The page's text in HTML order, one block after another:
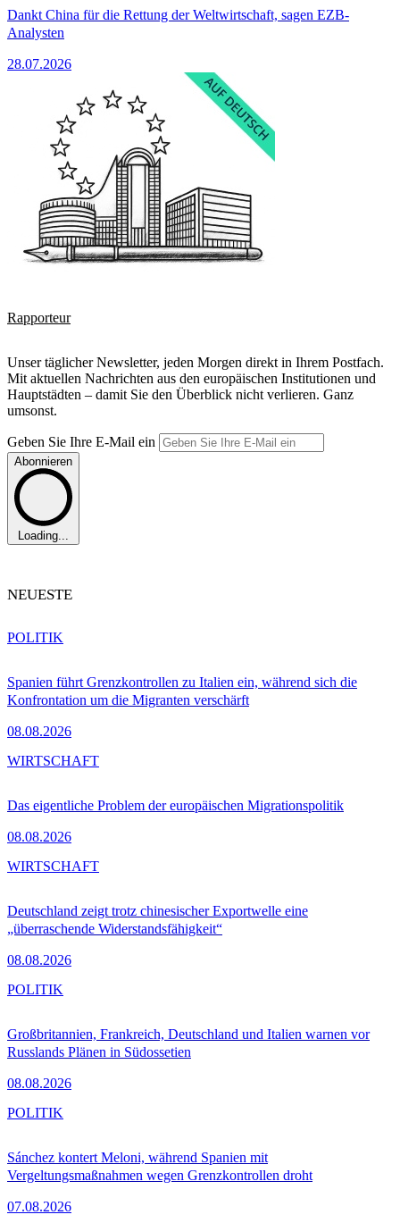
Dankt China für die Rettung der Weltwirtschaft, sagen EZB-
Analysten
28.07.2026
Rapporteur
Unser täglicher Newsletter, jeden Morgen direkt in Ihrem Postfach.
Mit aktuellen Nachrichten aus den europäischen Institutionen und
Hauptstädten – damit Sie den Überblick nicht verlieren. Ganz
umsonst.
Geben Sie Ihre E-Mail ein
Abonnieren
Loading...
NEUESTE
Spanien führt Grenzkontrollen zu Italien ein, während sich die
Konfrontation um die Migranten verschärft
08.08.2026
POLITIK
Das eigentliche Problem der europäischen Migrationspolitik
08.08.2026
WIRTSCHAFT
Deutschland zeigt trotz chinesischer Exportwelle eine
„überraschende Widerstandsfähigkeit“
08.08.2026
WIRTSCHAFT
Großbritannien, Frankreich, Deutschland und Italien warnen vor
Russlands Plänen in Südossetien
08.08.2026
POLITIK
Sánchez kontert Meloni, während Spanien mit
Vergeltungsmaßnahmen wegen Grenzkontrollen droht
07.08.2026
POLITIK